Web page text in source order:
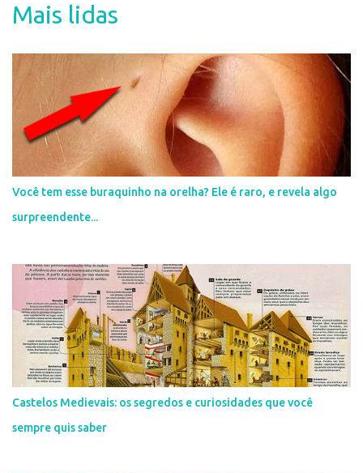
á
i
Mais lidas
Você tem esse buraquinho na orelha? Ele é raro, e revela algo
surpreendente...
Castelos Medievais: os segredos e curiosidades que você
sempre quis saber